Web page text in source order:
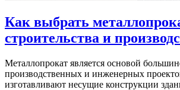
Как выбрать
строительства и
Металлопрокат является основой
производственных и инженерных
изготавливают несущие конструкции